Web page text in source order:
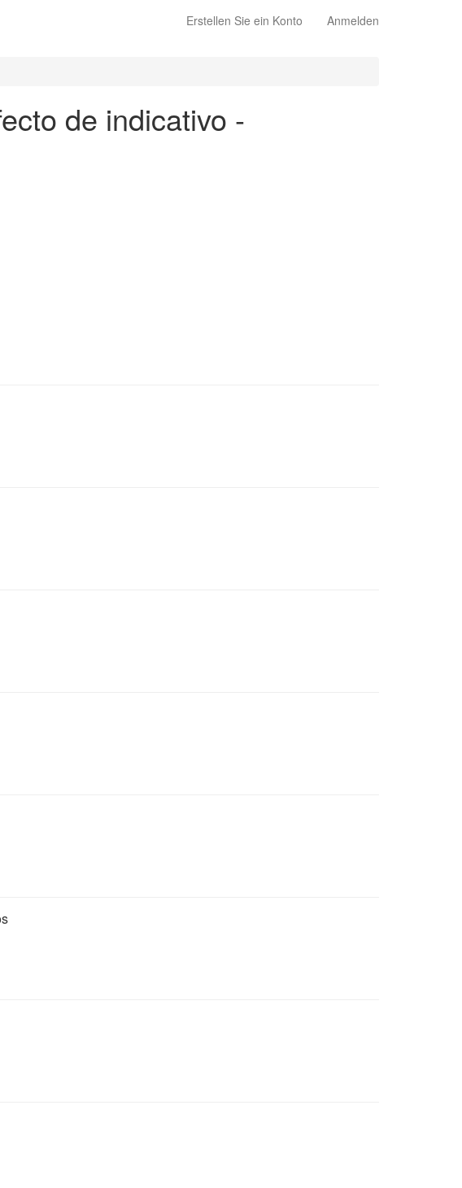
Erstellen Sie ein Konto Anmelden
de indicativo -